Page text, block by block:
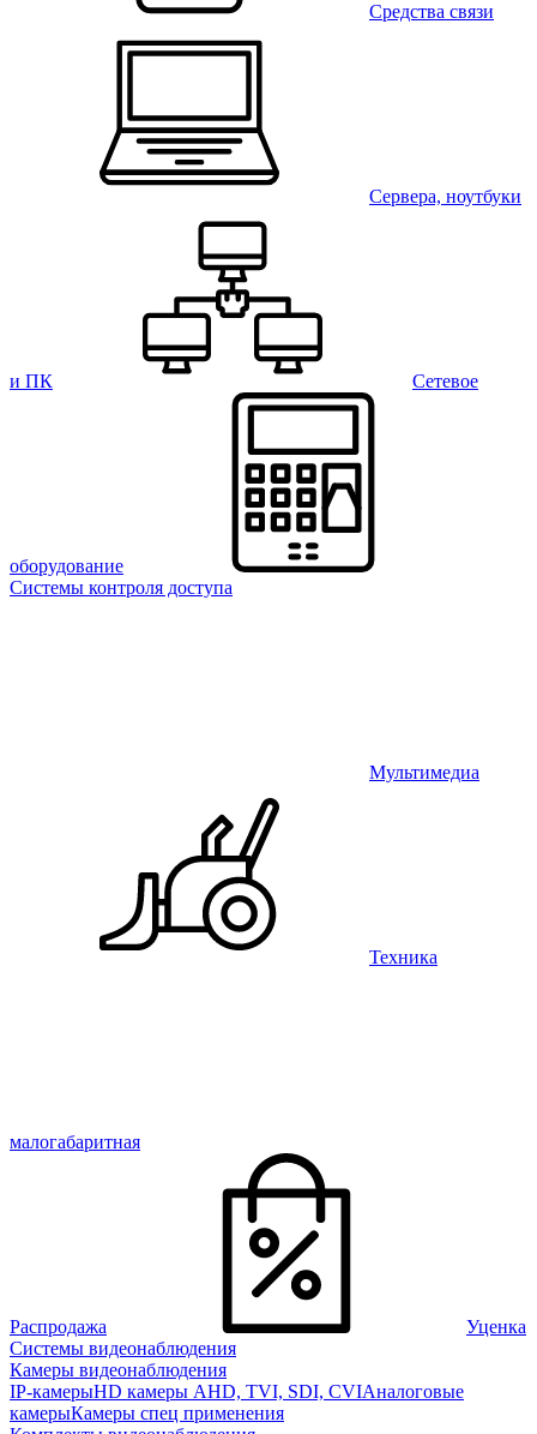
Средства связи
Сервера, ноутбуки
и ПК Сетевое
оборудование
Системы контроля доступа
Мультимедиа
Техника
малогабаритная
Распродажа
Уценка
Системы видеонаблюдения
Камеры видеонаблюдения
IP-камерыHD камеры AHD, TVI, SDI, CVIАналоговые
камерыКамеры спец применения